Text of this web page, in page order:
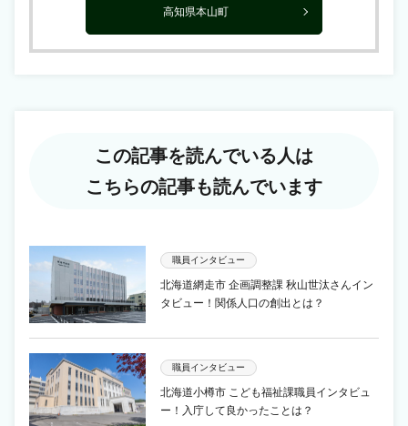
高知県本山町
この記事を読んでいる人は
こちらの記事も読んでいます
職員インタビュー
北海道網走市 企画調整課 秋山世汰さんイン
タビュー！関係人口の創出とは？
職員インタビュー
北海道小樽市 こども福祉課職員インタビュ
ー！入庁して良かったことは？